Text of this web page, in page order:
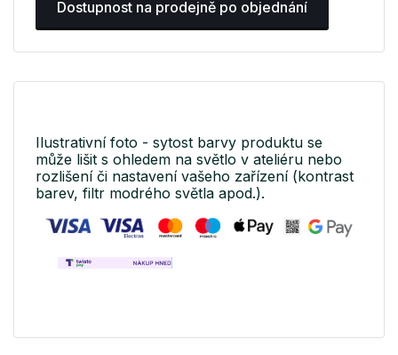
Dostupnost na prodejně po objednání
Ilustrativní foto - sytost barvy produktu se
může lišit s ohledem na světlo v ateliéru nebo
rozlišení či nastavení vašeho zařízení (kontrast
barev, filtr modrého světla apod.).